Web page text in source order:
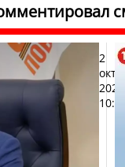
2
2025,
10:54